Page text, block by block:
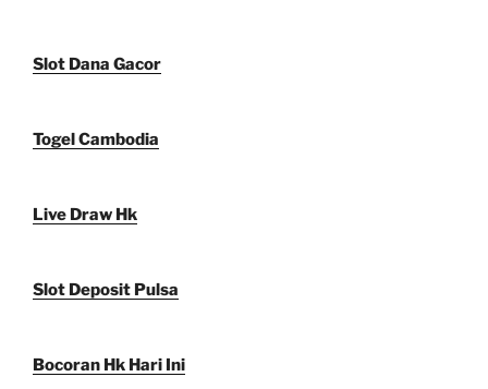
Slot Dana Gacor
Togel Cambodia
Live Draw Hk
Slot Deposit Pulsa
Bocoran Hk Hari Ini